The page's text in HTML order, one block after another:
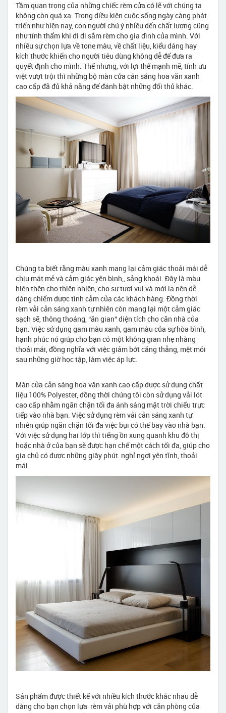
Tầm quan trọng của những chiếc rèm cửa có lẽ với chúng ta
không còn quá xa. Trong điều kiện cuộc sống ngày càng phát
triển như hiện nay, con người chú ý nhiều đến chất lượng cũng
như tính thẩm khi đi đi sắm rèm cho gia đình của mình. Với
nhiều sự chọn lựa về tone màu, về chất liệu, kiểu dáng hay
kích thước khiến cho người tiêu dùng không dễ để đưa ra
quyết định cho mình. Thế nhưng, với lợi thế mạnh mẽ, tính ưu
việt vượt trội thì những bộ màn cửa cản sáng hoa văn xanh
cao cấp đã đủ khả năng để đánh bật những đối thủ khác.
Chúng ta biết rằng màu xanh mang lại cảm giác thoải mái dễ
chịu mát mẻ và cảm giác yên bình,, sảng khoái. Đây là màu
hiện thên cho thiên nhiên, cho sự tươi vui và mới lạ nên dễ
dàng chiếm được tình cảm của các khách hàng. Đồng thời
rèm vải cản sáng xanh tự nhiên còn mang lại một cảm giác
sạch sẽ, thông thoáng, “ăn gian” diện tích cho căn nhà của
bạn. Việc sử dụng gam màu xanh, gam màu của sự hòa bình,
hạnh phúc nó giúp cho bạn có một không gian nhẹ nhàng
thoải mái, đồng nghĩa với việc giảm bớt căng thẳng, mệt mỏi
sau những giờ học tập, làm việc áp lực.
Màn cửa cản sáng hoa văn xanh cao cấp được sử dụng chất
liệu 100% Polyester, đồng thời chúng tôi còn sử dụng vải lót
cao cấp nhằm ngăn chặn tối đa ánh sáng mặt trời chiếu trực
tiếp vào nhà bạn. Việc sử dụng rèm vải cản sáng xanh tự
nhiên giúp ngăn chặn tối đa việc bụi có thể bay vào nhà bạn.
Với việc sử dụng hai lớp thì tiếng ồn xung quanh khu đô thị
hoặc nhà ở của bạn sẽ được hạn chế một cách tối đa, giúp cho
gia chủ có được những giây phút nghỉ ngơi yên tĩnh, thoải
mái.
Sản phẩm được thiết kế với nhiều kích thước khác nhau dễ
dàng cho bạn chọn lựa rèm vải phù hợp với căn phòng của